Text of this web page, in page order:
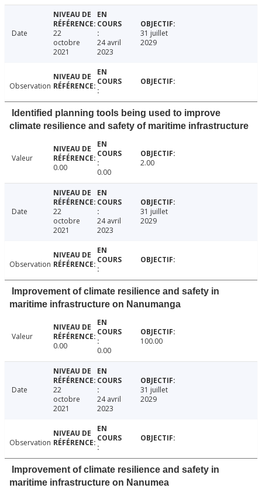
Date
22
octobre
2021
24 avril
2023
31 juillet
2029
Observation
Identified planning tools being used to improve
climate resilience and safety of maritime infrastructure
Valeur
0.00
0.00
2.00
Date
22
octobre
2021
24 avril
2023
31 juillet
2029
Observation
Improvement of climate resilience and safety in
maritime infrastructure on Nanumanga
Valeur
0.00
0.00
100.00
Date
22
octobre
2021
24 avril
2023
31 juillet
2029
Observation
Improvement of climate resilience and safety in
maritime infrastructure on Nanumea